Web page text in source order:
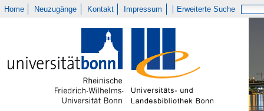
Home Neuzugänge Kontakt Impressum Erweiterte Suche